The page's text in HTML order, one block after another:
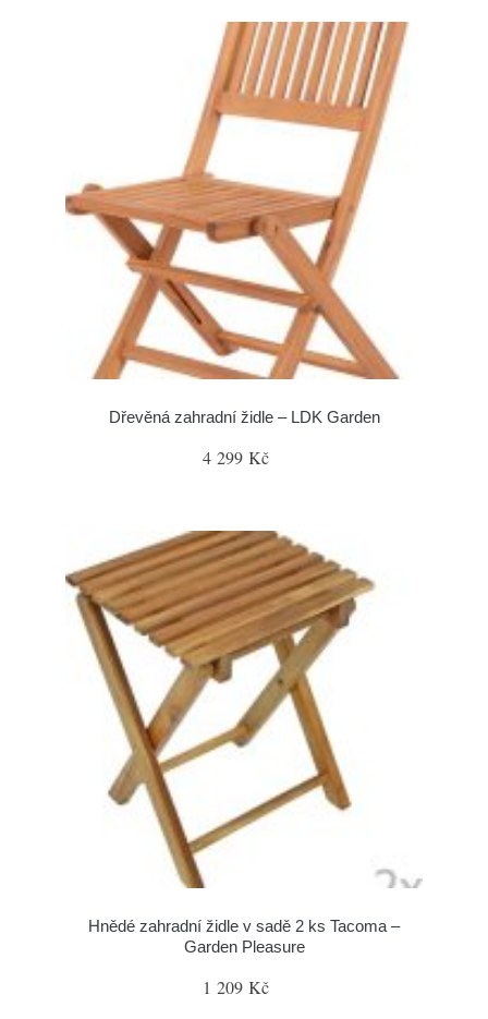
Dřevěná zahradní židle – LDK Garden
4 299 Kč
Hnědé zahradní židle v sadě 2 ks Tacoma –
Garden Pleasure
1 209 Kč